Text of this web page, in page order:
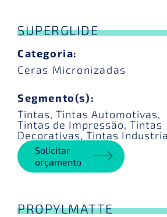
SUPERGLIDE
Categoria:
Ceras Micronizadas
Segmento(s):
Tintas, Tintas Automotivas,
Tintas de Impressão, Tintas
Decorativas,Tintas
Solicitar
orçamento
PROPYLMATTE